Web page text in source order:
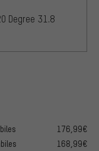
Degree 31.8
176,99€
168,99€